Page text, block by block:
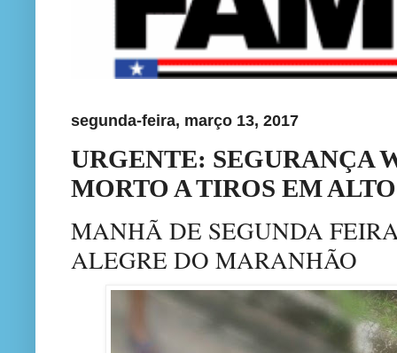
segunda-feira, março 13, 2017
URGENTE: SEGURANÇA
MORTO A TIROS EM
MANHÃ DE SEGUNDA
ALEGRE DO MARANHÃO